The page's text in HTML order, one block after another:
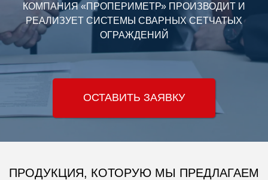
КОМПАНИЯ «ПРОПЕРИМЕТР» ПРОИЗВОДИТ И
РЕАЛИЗУЕТ СИСТЕМЫ СВАРНЫХ СЕТЧАТЫХ
ОГРАЖДЕНИЙ
ОСТАВИТЬ ЗАЯВКУ
ПРОДУКЦИЯ, КОТОРУЮ МЫ ПРЕДЛАГАЕМ